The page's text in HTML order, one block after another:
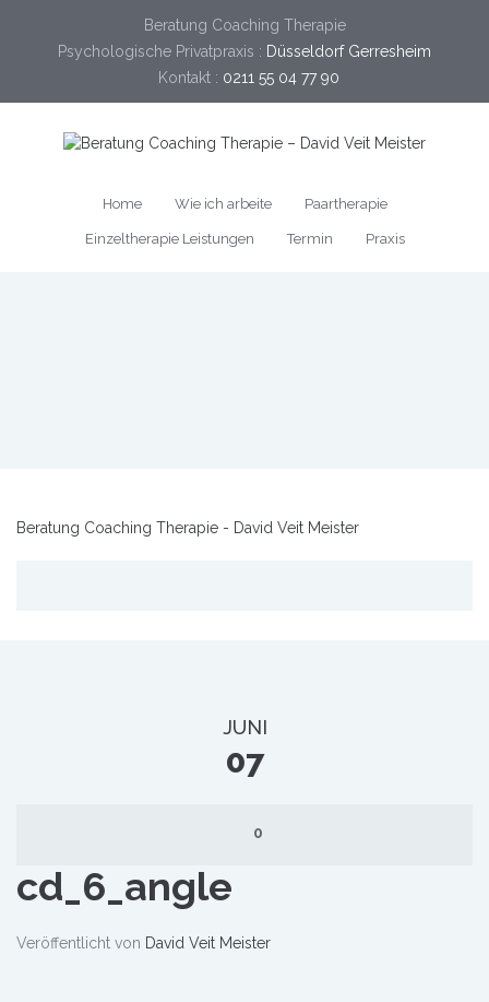
Beratung Coaching Therapie
Psychologische Privatpraxis : Düsseldorf Gerresheim
Kontakt : 0211 55 04 77 90
Home Wie ich arbeite Paartherapie
Einzeltherapie Leistungen Termin Praxis
Beratung Coaching Therapie - David Veit Meister
JUNI
07
0
cd_6_angle
Veröffentlicht von David Veit Meister